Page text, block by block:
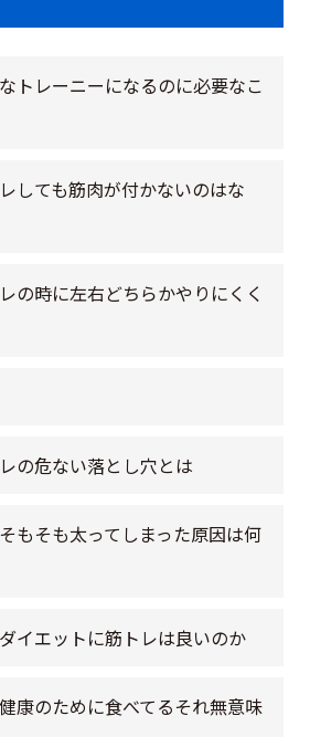
トレーニーになるのに必要なこ
しても筋肉が付かないのはな
の時に左右どちらかやりにくく
の危ない落とし穴とは
もそも太ってしまった原因は何
イエットに筋トレは良いのか
康のために食べてるそれ無意味